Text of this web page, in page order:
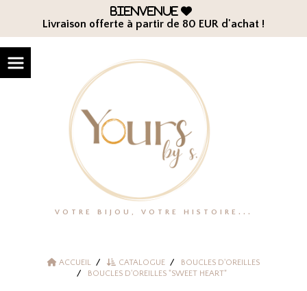
Bienvenue 
Livraison offerte à partir de 80 EUR d'achat !
VOTRE BIJOU, VOTRE HISTOIRE...
ACCUEIL CATALOGUE
BOUCLES D'OREILLES
BOUCLES D'OREILLES "SWEET HEART"
Panneau de gestion des cookies